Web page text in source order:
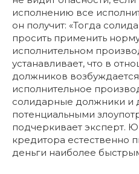
исполнению все
он получит: «Тогда
просить применить
исполнительном
устанавливает, что в
должников
исполнительное
солидарные должники и
потенциальными
подчеркивает эксперт.
кредитора естественно
деньги наиболее